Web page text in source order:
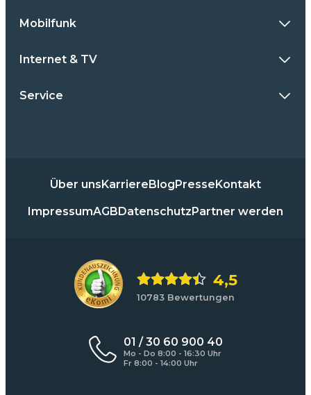
Mobilfunk
Internet & TV
Service
Über unsKarriereBlogPresseKontakt
ImpressumAGBDatenschutzPartner werden
4,5
10783 Bewertungen
01 / 30 60 900 40
Mo - Do 8:00 - 16:30 Uhr
Fr 8:00 - 14:00 Uhr